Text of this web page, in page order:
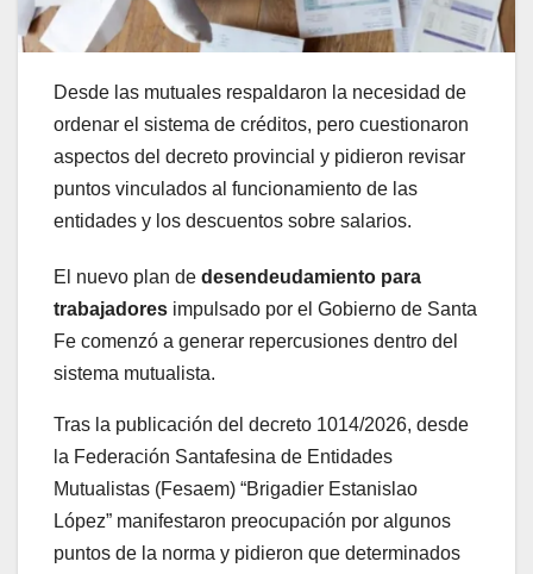
Desde las mutuales respaldaron la necesidad de
ordenar el sistema de créditos, pero cuestionaron
aspectos del decreto provincial y pidieron revisar
puntos vinculados al funcionamiento de las
entidades y los descuentos sobre salarios.
El nuevo plan de desendeudamiento para
trabajadores impulsado por el Gobierno de Santa
Fe comenzó a generar repercusiones dentro del
sistema mutualista.
Tras la publicación del decreto 1014/2026, desde
la Federación Santafesina de Entidades
Mutualistas (Fesaem) “Brigadier Estanislao
López” manifestaron preocupación por algunos
puntos de la norma y pidieron que determinados